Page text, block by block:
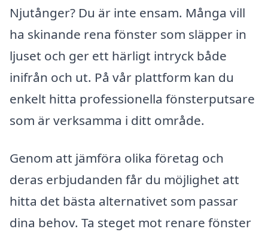
Njutånger? Du är inte ensam. Många vill
ha skinande rena fönster som släpper in
ljuset och ger ett härligt intryck både
inifrån och ut. På vår plattform kan du
enkelt hitta professionella fönsterputsare
som är verksamma i ditt område.
Genom att jämföra olika företag och
deras erbjudanden får du möjlighet att
hitta det bästa alternativet som passar
dina behov. Ta steget mot renare fönster